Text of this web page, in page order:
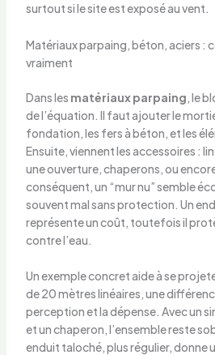
surtout si le site est exposé au vent.
Matériaux parpaing, béton, aciers :
vraiment
Dans les matériaux parpaing , le
de l’équation. Il faut ajouter le
fondation, les fers à béton, et les
Ensuite, viennent les accessoires :
une ouverture, chaperons, ou
conséquent, un “mur nu” semble
souvent mal sans protection. Un
représente un coût, toutefois il
contre l’eau.
Un exemple concret aide à se
de 20 mètres linéaires, une
perception et la dépense. Avec un
et un chaperon, l’ensemble reste
enduit taloché, plus régulier, donne